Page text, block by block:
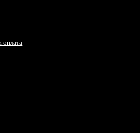
оплата